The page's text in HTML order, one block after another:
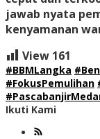
jawab nyata
kenyamanan
View 161
#BBMLangka
#FokusPemulihan
Ikuti Kami